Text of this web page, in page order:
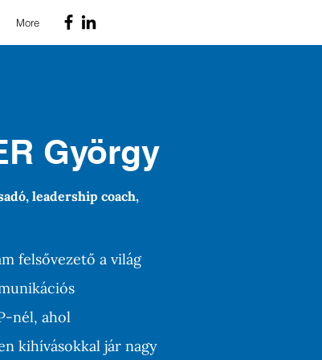
More
György
leadership coach,
felsővezető a világ
nél, ahol
kihívásokkal jár nagy